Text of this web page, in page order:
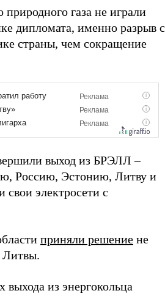
газа не играли
дипломата, именно разрыв с
страны, чем сокращение
выход из БРЭЛЛ –
Россию, Эстонию, Литву и
электросети с
приняли решение не
Литвы.
выхода из энергокольца